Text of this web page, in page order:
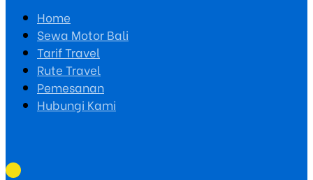
Home
Sewa Motor Bali
Tarif Travel
Rute Travel
Pemesanan
Hubungi Kami